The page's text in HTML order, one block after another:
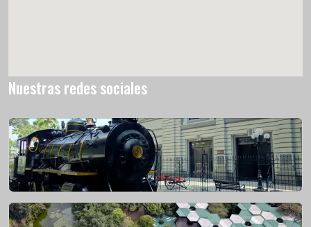
Nuestras redes sociales